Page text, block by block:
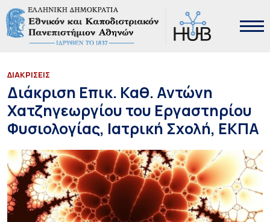
ΔΙΑΚΡΙΣΕΙΣ
Διάκριση Επικ. Καθ. Αντώνη
Χατζηγεωργίου του Εργαστηρίου
Φυσιολογίας, Ιατρική Σχολή, ΕΚΠΑ